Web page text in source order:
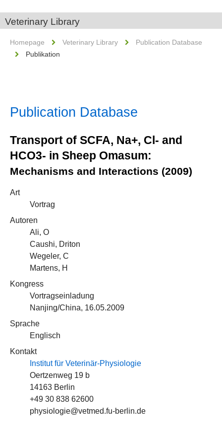
Veterinary Library
Homepage Veterinary Library
Publication Database
Publikation
Publication Database
Transport of SCFA, Na+, Cl- and
HCO3- in Sheep Omasum:
Mechanisms and Interactions (2009)
Art
Vortrag
Autoren
Ali, O
Caushi, Driton
Wegeler, C
Martens, H
Kongress
Vortragseinladung
Nanjing/China, 16.05.2009
Sprache
Englisch
Kontakt
Institut für Veterinär-Physiologie
Oertzenweg 19 b
14163 Berlin
+49 30 838 62600
physiologie@vetmed.fu-berlin.de